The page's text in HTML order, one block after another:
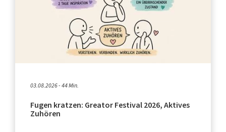
03.08.2026 - 44 Min.
Fugen kratzen: Greator Festival 2026, Aktives
Zuhören